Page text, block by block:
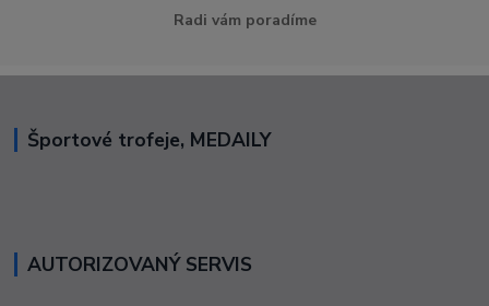
Radi vám poradíme
Športové trofeje, MEDAILY
AUTORIZOVANÝ SERVIS